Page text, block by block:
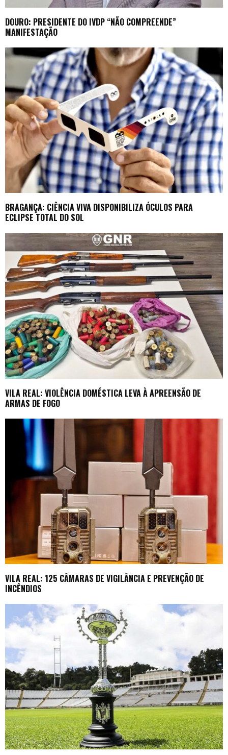
DOURO: PRESIDENTE DO IVDP “NÃO COMPREENDE”
MANIFESTAÇÃO
BRAGANÇA: CIÊNCIA VIVA DISPONIBILIZA ÓCULOS PARA
ECLIPSE TOTAL DO SOL
VILA REAL: VIOLÊNCIA DOMÉSTICA LEVA À APREENSÃO DE
ARMAS DE FOGO
VILA REAL: 125 CÂMARAS DE VIGILÂNCIA E PREVENÇÃO DE
INCÊNDIOS